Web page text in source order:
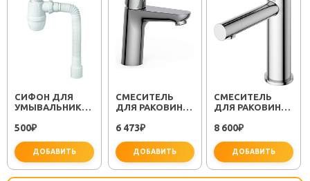
СИФОН ДЛЯ
УМЫВАЛЬНИКА
(30718050)
500₽
ДОБАВИТЬ
СМЕСИТЕЛЬ
ДЛЯ РАКОВИНЫ
TOK-SEM-1011
6 473₽
ДОБАВИТЬ
СМЕСИТЕЛЬ
ДЛЯ РАКОВИНЫ
LS2-01-W0 ХРОМ
8 600₽
ДОБАВИТЬ